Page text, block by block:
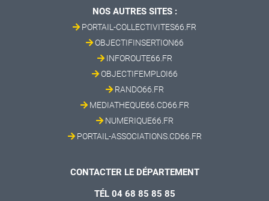
NOS AUTRES SITES :
PORTAIL-COLLECTIVITES66.FR
OBJECTIFINSERTION66
INFOROUTE66.FR
OBJECTIFEMPLOI66
RANDO66.FR
MEDIATHEQUE66.CD66.FR
NUMERIQUE66.FR
PORTAIL-ASSOCIATIONS.CD66.FR
CONTACTER LE DÉPARTEMENT
TÉL 04 68 85 85 85